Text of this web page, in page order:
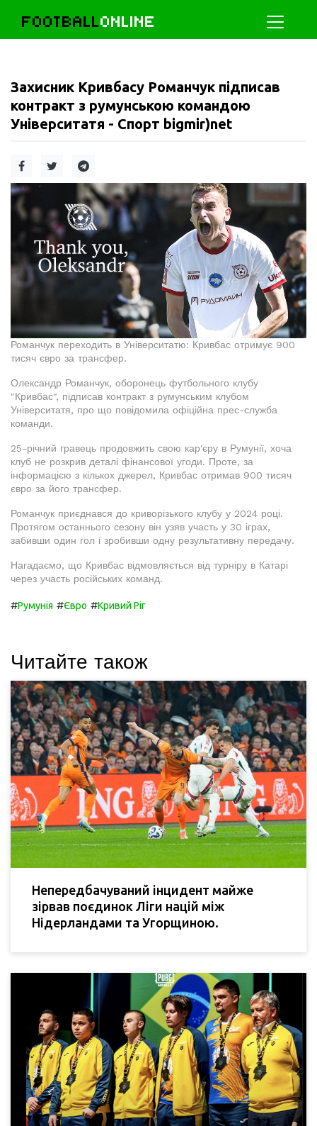
FOOTBALLONLINE
Захисник Кривбасу Романчук підписав
контракт з румунською командою
Університатя - Спорт bigmir)net
Романчук переходить в Університатю: Кривбас отримує 900
тисяч євро за трансфер.
Олександр Романчук, оборонець футбольного клубу
"Кривбас", підписав контракт з румунським клубом
Університатя, про що повідомила офіційна прес-служба
команди.
25-річний гравець продовжить свою кар'єру в Румунії, хоча
клуб не розкрив деталі фінансової угоди. Проте, за
інформацією з кількох джерел, Кривбас отримав 900 тисяч
євро за його трансфер.
Романчук приєднався до криворізького клубу у 2024 році.
Протягом останнього сезону він узяв участь у 30 іграх,
забивши один гол і зробивши одну результативну передачу.
Нагадаємо, що Кривбас відмовляється від турніру в Катарі
через участь російських команд.
#Румунія #Євро #Кривий Ріг
Читайте також
Непередбачуваний інцидент майже
зірвав поєдинок Ліги націй між
Нідерландами та Угорщиною.